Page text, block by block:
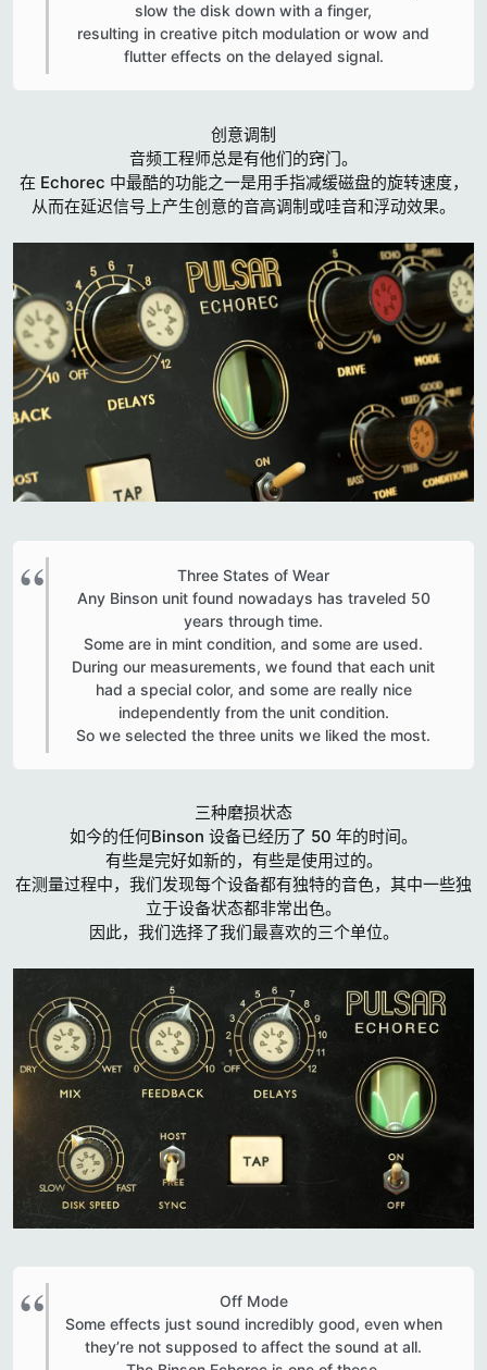
slow the disk down with a finger,
resulting in creative pitch modulation or wow and
flutter effects on the delayed signal.​
创意调制
音频工程师总是有他们的窍门。
在 Echorec 中最酷的功能之一是用手指减缓磁盘的旋转速度，
从而在延迟信号上产生创意的音高调制或哇音和浮动效果。
Three States of Wear
Any Binson unit found nowadays has traveled 50
years through time.
Some are in mint condition, and some are used.
During our measurements, we found that each unit
had a special color, and some are really nice
independently from the unit condition.
So we selected the three units we liked the most.​
三种磨损状态
如今的任何Binson 设备已经历了 50 年的时间。
有些是完好如新的，有些是使用过的。
在测量过程中，我们发现每个设备都有独特的音色，其中一些独
立于设备状态都非常出色。
因此，我们选择了我们最喜欢的三个单位。
Off Mode
Some effects just sound incredibly good, even when
they’re not supposed to affect the sound at all.